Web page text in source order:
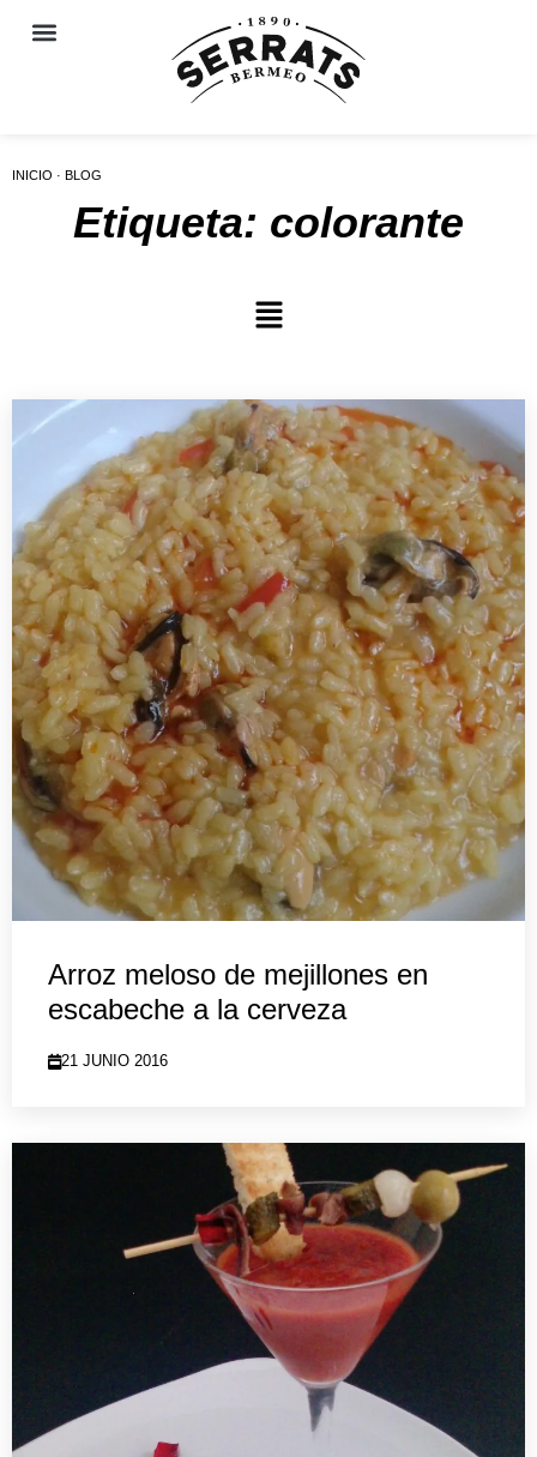
INICIO · BLOG
Etiqueta: colorante
Arroz meloso de mejillones en
escabeche a la cerveza
21 JUNIO 2016